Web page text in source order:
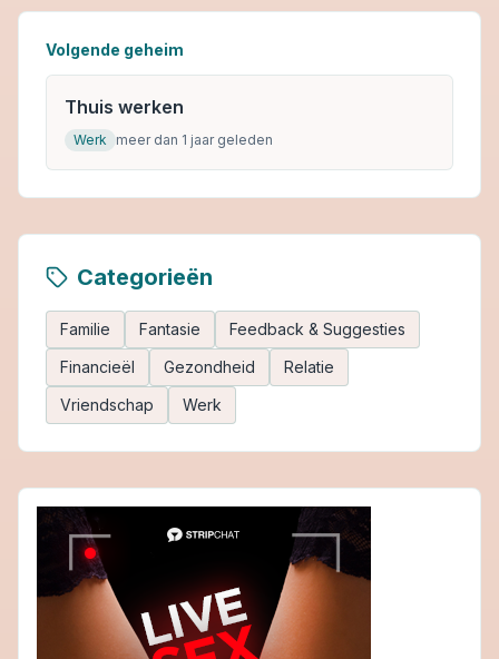
Volgende geheim
Thuis werken
Werk meer dan 1 jaar geleden
Categorieën
Familie Fantasie
Feedback & Suggesties
Financieël
Gezondheid
Relatie
Vriendschap
Werk